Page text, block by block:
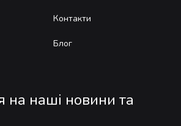
Контакти
Блог
на наші новини та